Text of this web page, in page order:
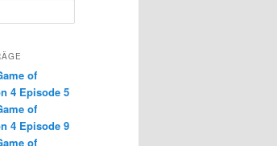
of
4 Episode 5
of
4 Episode 9
of